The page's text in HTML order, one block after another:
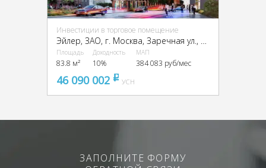
Инвестиции в торговое помещение
Эйлер, ЗАО, г. Москва, Заречная ул., вл6/1
Площадь
83.8 м²
Доходность
10%
МАП
384 083 руб/мес
46 090 002 pуб
УСН
ЗАПОЛНИТЕ ФОРМУ